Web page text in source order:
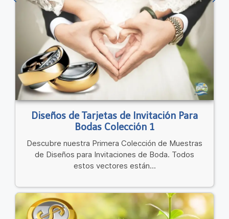
Diseños de Tarjetas de Invitación Para
Bodas Colección 1
Descubre nuestra Primera Colección de Muestras
de Diseños para Invitaciones de Boda. Todos
estos vectores están...